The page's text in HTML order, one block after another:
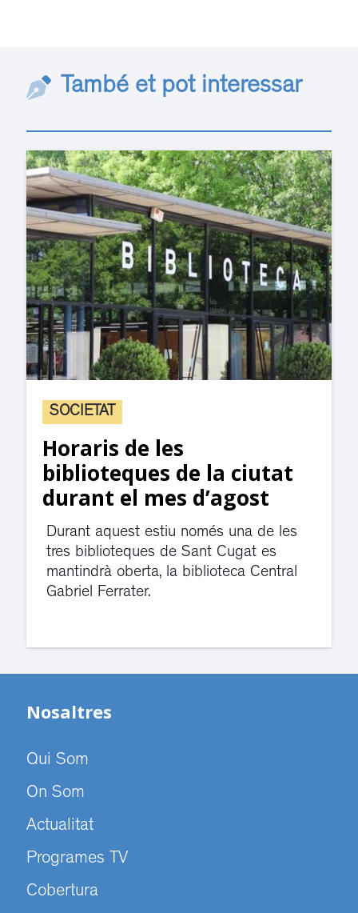
També et pot interessar
SOCIETAT
Horaris de les
biblioteques de la ciutat
durant el mes d’agost
Durant aquest estiu només una de les
tres biblioteques de Sant Cugat es
mantindrà oberta, la biblioteca Central
Gabriel Ferrater.
Nosaltres
Qui Som
On Som
Actualitat
Programes TV
Cobertura